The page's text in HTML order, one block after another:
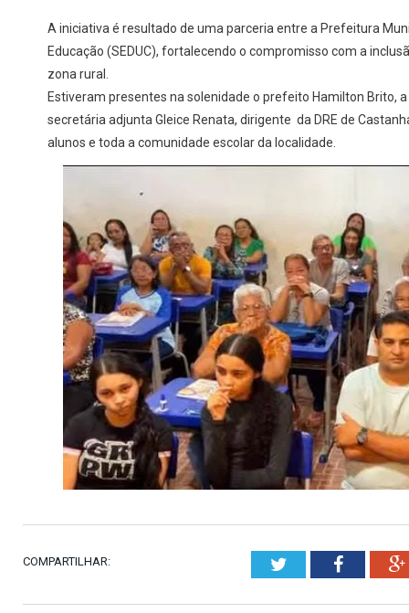
A iniciativa é resultado de uma parceria entre a Prefeitura
Educação (SEDUC), fortalecendo o compromisso com a
zona rural.
Estiveram presentes na solenidade o prefeito Hamilton Brito,
secretária adjunta Gleice Renata, dirigente da DRE de
alunos e toda a comunidade escolar da localidade.
COMPARTILHAR: Twitter